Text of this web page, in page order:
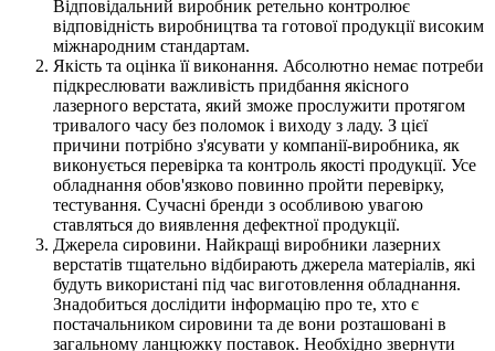
Відповідальний виробник ретельно контролює
відповідність виробництва та готової продукції високим
міжнародним стандартам.
Якість та оцінка її виконання. Абсолютно немає потреби
підкреслювати важливість придбання якісного
лазерного верстата, який зможе прослужити протягом
тривалого часу без поломок і виходу з ладу. З цієї
причини потрібно з'ясувати у компанії-виробника, як
виконується перевірка та контроль якості продукції. Усе
обладнання обов'язково повинно пройти перевірку,
тестування. Сучасні бренди з особливою увагою
ставляться до виявлення дефектної продукції.
Джерела сировини. Найкращі виробники лазерних
верстатів тщательно відбирають джерела матеріалів, які
будуть використані під час виготовлення обладнання.
Знадобиться дослідити інформацію про те, хто є
постачальником сировини та де вони розташовані в
загальному ланцюжку поставок. Необхідно звернути